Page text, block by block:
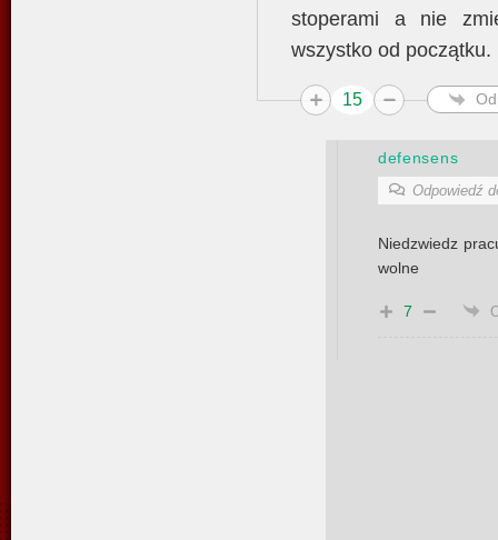
stoperami a nie
wszystko od początku.
15
defensens
Odpowiedź
Niedzwiedz
wolne
7